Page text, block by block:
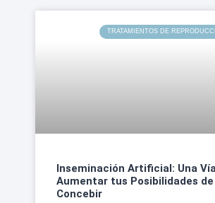
TRATAMIENTOS DE
Inseminación Artificial: Una
Aumentar tus Posibilidades de
Concebir